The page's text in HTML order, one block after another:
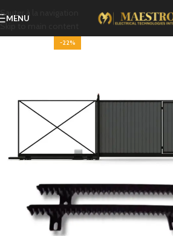
Sauter à la navigation
Skip to main content
MENU
-22%